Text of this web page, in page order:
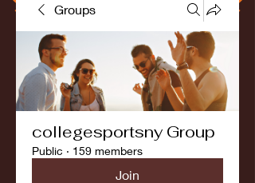
Groups
collegesportsny Group
Public · 159 members
Join